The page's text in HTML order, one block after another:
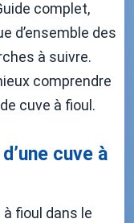
complet,
d’ensemble des
à suivre.
comprendre
cuve à fioul.
cuve à
fioul dans le